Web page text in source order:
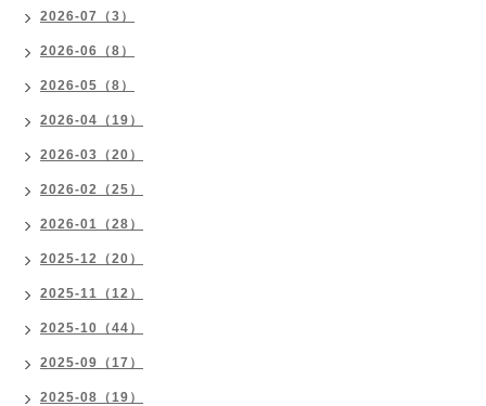
2026-07（3）
2026-06（8）
2026-05（8）
2026-04（19）
2026-03（20）
2026-02（25）
2026-01（28）
2025-12（20）
2025-11（12）
2025-10（44）
2025-09（17）
2025-08（19）